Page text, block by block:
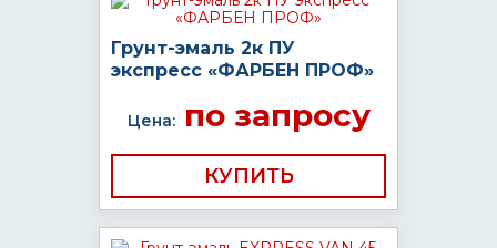
Грунт-эмаль 2к ПУ
экспресс «ФАРБЕН ПРОФ»
Цена:по запросу
КУПИТЬ